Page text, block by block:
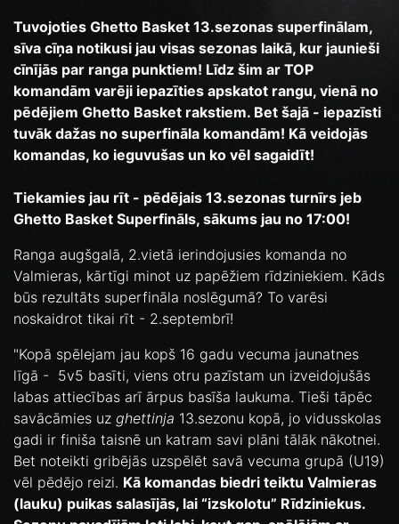
Tuvojoties Ghetto Basket 13.sezonas superfinālam,
sīva cīņa notikusi jau visas sezonas laikā, kur jaunieši
cīnījās par ranga punktiem! Līdz šim ar TOP
komandām varēji iepazīties apskatot rangu, vienā no
pēdējiem Ghetto Basket rakstiem. Bet šajā - iepazīsti
tuvāk dažas no superfināla komandām! Kā veidojās
komandas, ko ieguvušas un ko vēl sagaidīt!
Tiekamies jau rīt - pēdējais 13.sezonas turnīrs jeb
Ghetto Basket Superfināls, sākums jau no 17:00!
Ranga augšgalā, 2.vietā ierindojusies komanda no
Valmieras, kārtīgi minot uz papēžiem rīdziniekiem. Kāds
būs rezultāts superfināla noslēgumā? To varēsi
noskaidrot tikai rīt - 2.septembrī!
"Kopā spēlejam jau kopš 16 gadu vecuma jaunatnes
līgā - 5v5 basīti, viens otru pazīstam un izveidojušās
labas attiecības arī ārpus basīša laukuma. Tieši tāpēc
savācāmies uz ghettinja 13.sezonu kopā, jo vidusskolas
gadi ir finiša taisnē un katram savi plāni tālāk nākotnei.
Bet noteikti gribējās uzspēlēt savā vecuma grupā (U19)
vēl pēdējo reizi. Kā komandas biedri teiktu Valmieras
(lauku) puikas salasījās, lai “izskolotu” Rīdziniekus.